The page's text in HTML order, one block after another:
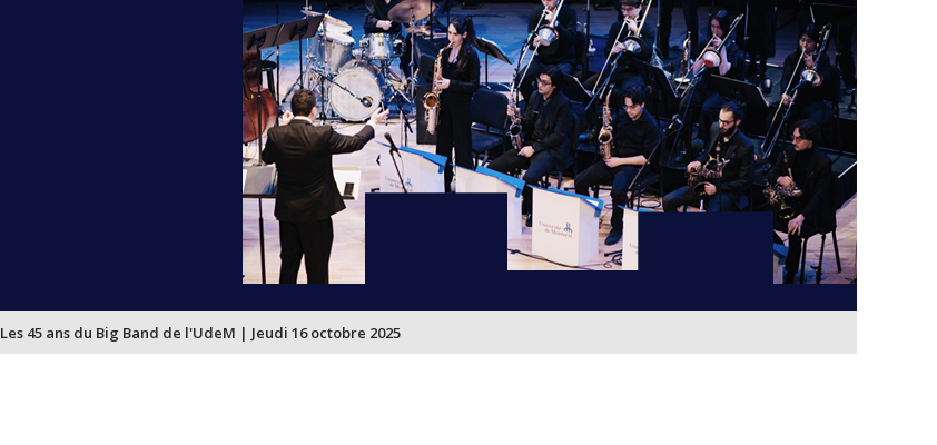
Les 45 ans du Big Band de l'UdeM | Jeudi 16 octobre 2025